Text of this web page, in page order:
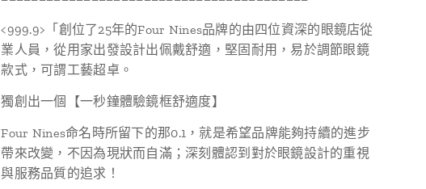
<999.9>「創位了25年的Four Nines品牌的由四位資深的眼鏡店從
業人員，從用家出發設計出佩戴舒適，堅固耐用，易於調節眼鏡
款式，可謂工藝超卓。
獨創出一個【一秒鐘體驗鏡框舒適度】
Four Nines命名時所留下的那0.1，就是希望品牌能夠持續的進步
帶來改變，不因為現狀而自滿；深刻體認到對於眼鏡設計的重視
與服務品質的追求！